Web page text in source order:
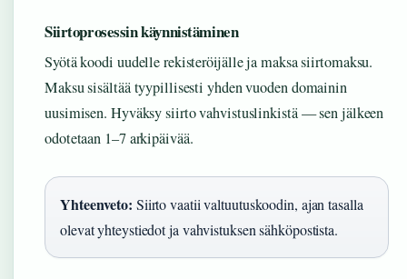
Siirtoprosessin käynnistäminen
Syötä koodi uudelle rekisteröijälle ja maksa siirtomaksu.
Maksu sisältää tyypillisesti yhden vuoden domainin
uusimisen. Hyväksy siirto vahvistuslinkistä — sen jälkeen
odotetaan 1–7 arkipäivää.
Yhteenveto: Siirto vaatii valtuutuskoodin, ajan tasalla
olevat yhteystiedot ja vahvistuksen sähköpostista.